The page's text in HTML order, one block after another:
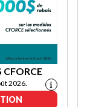
CFORCE
2026.